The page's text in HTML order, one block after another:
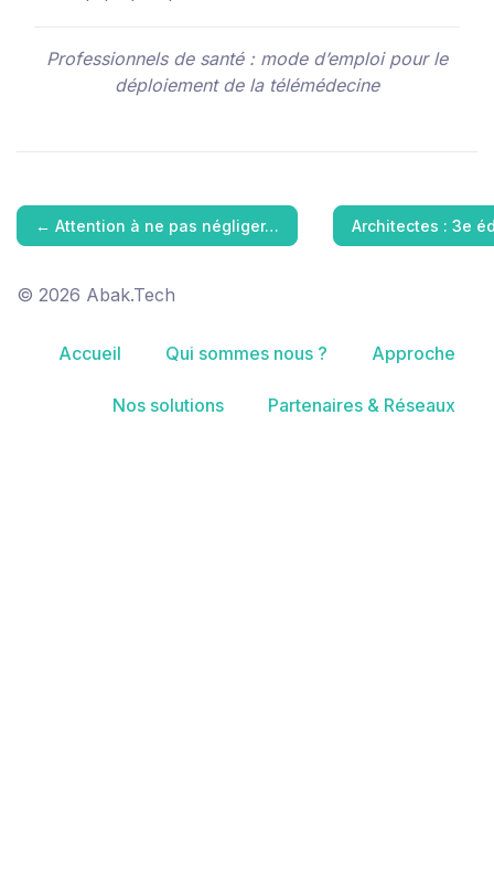
Professionnels de santé : mode d’emploi pour le
déploiement de la télémédecine
← Attention à ne pas négliger… Architectes : 3e
© 2026 Abak.Tech
Accueil Qui sommes nous ? Approche
Nos solutions Partenaires & Réseaux